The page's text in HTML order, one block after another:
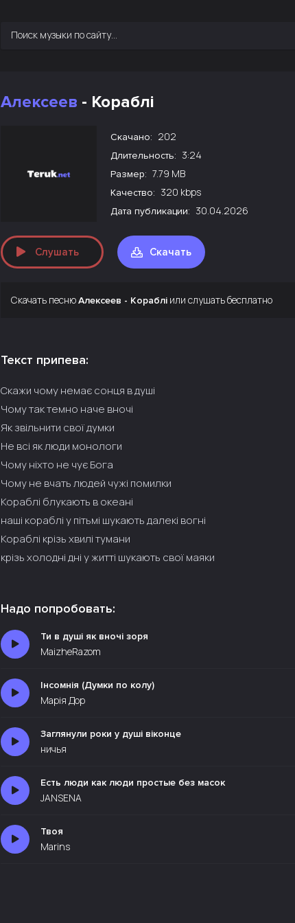
Алексеев - Кораблі
Скачано: 202
Длительность: 3:24
Размер: 7.79 MB
Качество: 320 kbps
Дата публикации: 30.04.2026
Слушать Скачать
Скачать песнюАлексеев - Кораблі или слушать бесплатно
Текст припева:
Скажи чому немає сонця в душі
Чому так темно наче вночі
Як звільнити свої думки
Не всі як люди монологи
Чому ніхто не чує Бога
Чому не вчать людей чужі помилки
Кораблі блукають в океані
наші кораблі у пітьмі шукають далекі вогні
Кораблі крізь хвилі тумани
крізь холодні дні у житті шукають свої маяки
Надо попробовать:
Ти в душі як вночі зоря
MaizheRazom
Інсомнія (Думки по колу)
Марія Дор
Заглянули роки у душі віконце
ничья
Есть люди как люди простые без масок
JANSENA
Твоя
Marins